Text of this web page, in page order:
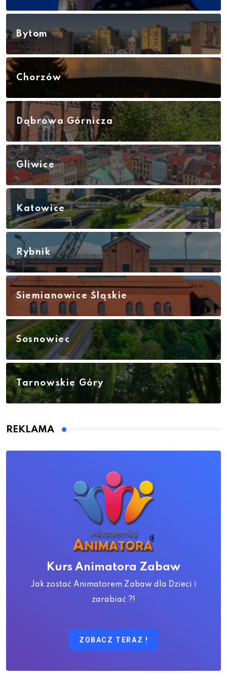
Bytom
Chorzów
Dąbrowa Górnicza
Gliwice
Katowice
Rybnik
Siemianowice Śląskie
Sosnowiec
Tarnowskie Góry
REKLAMA
Kurs Animatora Zabaw
Jak zostać Animatorem Zabaw dla Dzieci i
zarabiać ?!
ZOBACZ TERAZ !